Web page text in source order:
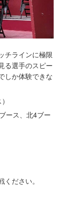
チラインに極限
る選手のスピー
しか体験できな
ース、北4ブー
ださい。